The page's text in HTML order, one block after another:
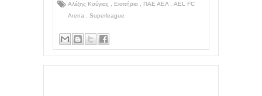
Αλέξης Κούγιας
Εισιτήρια ΠΑΕ ΑΕΛ
AEL FC
Arena
Superleague